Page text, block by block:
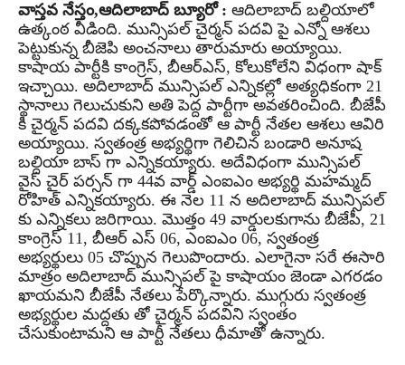
వాస్తవ నేస్తం,ఆదిలాబాద్ బ్యూరో : ఆదిలాబాద్ బల్దియాలో
ఉత్కంఠ వీడింది. మున్సిపల్ చైర్మన్ పదవి పై ఎన్నో ఆశలు
పెట్టుకున్న బీజెపి అంచనాలు తారుమారు అయ్యాయి.
కాషాయ పార్టీకి కాంగ్రెస్, బీఆర్ఎస్, కోలుకోలేని విధంగా షాక్
ఇచ్చాయి. అదిలాబాద్ మున్సిపల్ ఎన్నికల్లో అత్యధికంగా 21
స్థానాలు గెలుచుకుని అతి పెద్ద పార్టీగా అవతరించింది. బీజేపీ
కి చైర్మన్ పదవి దక్కకపోవడంతో ఆ పార్టీ నేతల ఆశలు ఆవిరి
అయ్యాయి. స్వతంత్ర అభ్యర్థిగా గెలిచిన బండారి అనూష
బల్దియా బాస్ గా ఎన్నికయ్యారు. అదేవిధంగా మున్సిపల్
వైస్ చైర్ పర్సన్ గా 44వ వార్డ్ ఎంఐఎం అభ్యర్థి మహమ్మద్
రోహిత్ ఎన్నికయ్యారు. ఈ నెల 11 న అదిలాబాద్ మున్సిపల్
కు ఎన్నికలు జరిగాయి. మొత్తం 49 వార్డులకుగాను బీజేపీ, 21
కాంగ్రెస్ 11, బీఆర్ ఎస్ 06, ఎంఐఎం 06, స్వతంత్ర
అభ్యర్థులు 05 చొప్పున గెలుపొందారు. ఎలాగైనా సరే ఈసారి
మాత్రం అదిలాబాద్ మున్సిపల్ పై కాషాయం జెండా ఎగరడం
ఖాయమని బీజేపీ నేతలు పేర్కొన్నారు. ముగ్గురు స్వతంత్ర
అభ్యర్థుల మద్దతు తో చైర్మన్ పదవిని స్వంతం
చేసుకుంటామని ఆ పార్టీ నేతలు ధీమాతో ఉన్నారు.